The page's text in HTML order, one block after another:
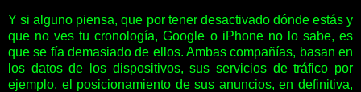
Y si alguno piensa, que por tener desactivado dónde estás y
que no ves tu cronología, Google o iPhone no lo sabe, es
que se fía demasiado de ellos. Ambas compañías, basan en
los datos de los dispositivos, sus servicios de tráfico por
ejemplo, el posicionamiento de sus anuncios, en definitiva,